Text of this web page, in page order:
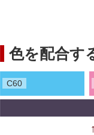
色を配合す
C60